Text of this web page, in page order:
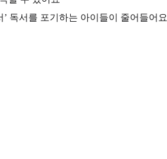
독서를 포기하는 아이들이 줄어들어요